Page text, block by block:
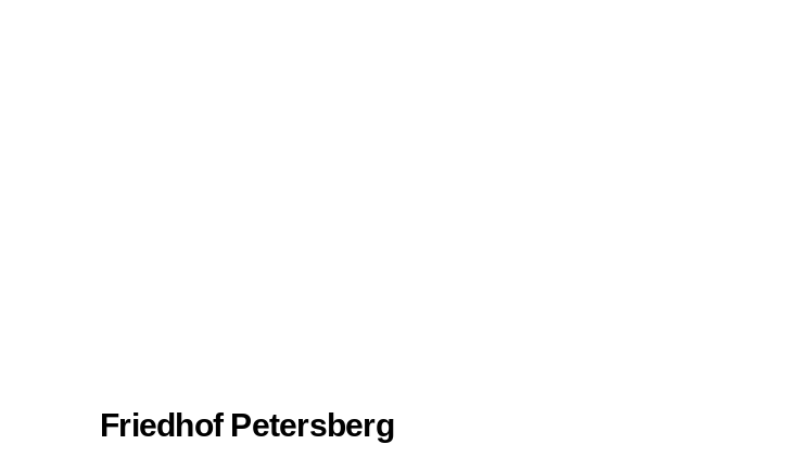
Friedhof Petersberg